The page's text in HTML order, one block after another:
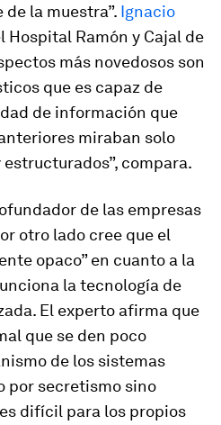
la muestra”. Ignacio
Hospital Ramón y Cajal de
más novedosos son
que es capaz de
de información que
miraban solo
compara.
de las empresas
otro lado cree que el
opaco” en cuanto a la
la tecnología de
El experto afirma que
que se den poco
de los sistemas
por secretismo sino
difícil para los propios